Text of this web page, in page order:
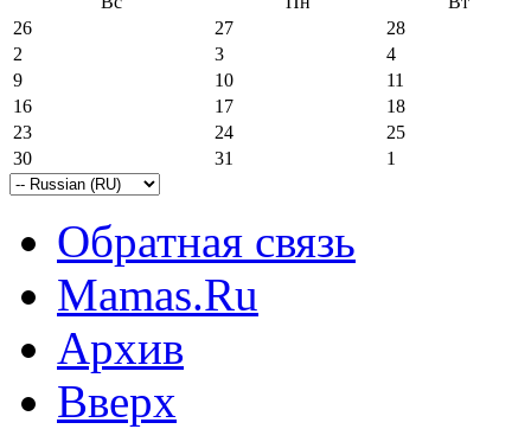
26
27
28
2
3
4
9
10
11
16
17
18
23
24
25
30
31 1
Обратная связь
Mamas.Ru
Архив
Вверх